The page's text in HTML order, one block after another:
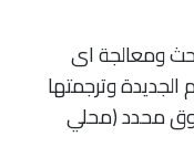
ومعالجة اى
الجديدة وترجمتها
محدد (محلي